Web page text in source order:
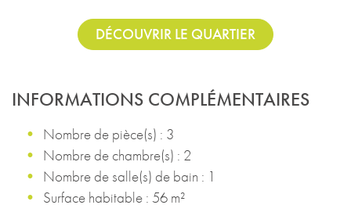
DÉCOUVRIR LE QUARTIER
INFORMATIONS COMPLÉMENTAIRES
Nombre de pièce(s) : 3
Nombre de chambre(s) : 2
Nombre de salle(s) de bain : 1
Surface habitable : 56 m²